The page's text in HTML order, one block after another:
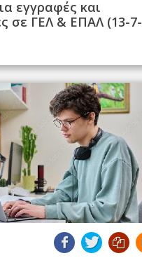
εγγραφές και
σε ΓΕΛ & ΕΠΑΛ (13-7-